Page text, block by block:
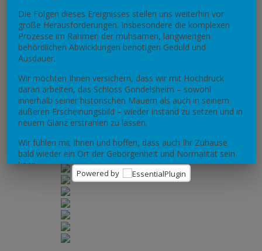
Die Folgen dieses Ereignisses stellen uns weiterhin vor
große Herausforderungen. Insbesondere die komplexen
Prozesse im Rahmen der mühsamen, langwierigen
behördlichen Abwicklungen benotigen Geduld und
Ausdauer.
Wir möchten Ihnen versichern, dass wir mit Hochdruck
daran arbeiten, das Schloss Gondelsheim – sowohl
innerhalb seiner historischen Mauern als auch in seinem
äußeren Erscheinungsbild – wieder instand zu setzen und in
neuem Glanz erstrahlen zu lassen.
Wir fühlen mit Ihnen und hoffen, dass auch Ihr Zuhause
bald wieder ein Ort der Geborgenheit und Normalität sein
kann.
Mit freundlichen Grüßen
No, thank you. I do not want.
100% secure your website.
Powered by